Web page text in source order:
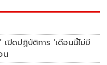
เปิดปฏิบัติการ ‘เดือนนี้ไม่มี
น